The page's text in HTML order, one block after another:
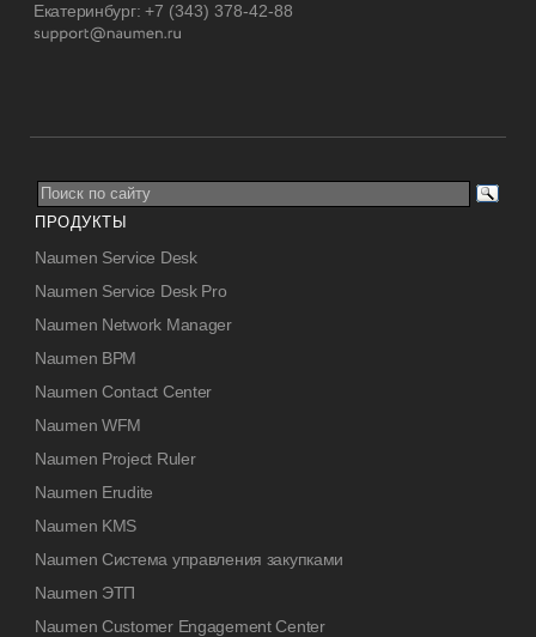
Екатеринбург:+7 (343) 378-42-88
ПРОДУКТЫ
Naumen Service Desk
Naumen Service Desk Pro
Naumen Network Manager
Naumen BPM
Naumen Contact Center
Naumen WFM
Naumen Project Ruler
Naumen Erudite
Naumen KMS
Naumen Система управления закупками
Naumen ЭТП
Naumen Customer Engagement Center